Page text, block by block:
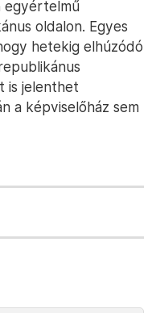
egyértelmű
oldalon. Egyes
hetekig elhúzódó
is jelenthet
a képviselőház sem